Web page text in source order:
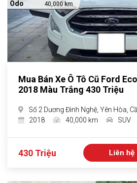
Odo 40,000 km
Mua Bán Xe Ô Tô Cũ Ford
2018 Màu Trắng 430 Triệu
Số 2 Dương Đình Nghệ, Yên Hòa,
2018
40,000 km SUV
430 Triệu Liên hệ